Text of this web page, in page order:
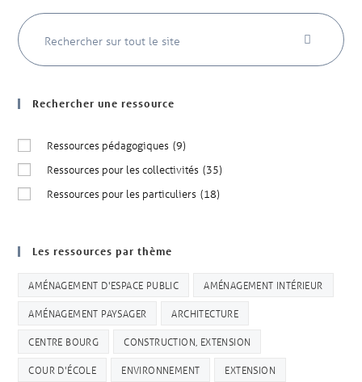
Rechercher une ressource
Ressources pédagogiques (9)
Ressources pour les collectivités (35)
Ressources pour les particuliers (18)
Les ressources par thème
AMÉNAGEMENT D'ESPACE PUBLIC AMÉNAGEMENT INTÉRIEUR
AMÉNAGEMENT PAYSAGER ARCHITECTURE
CENTRE BOURG CONSTRUCTION, EXTENSION
COUR D'ÉCOLE ENVIRONNEMENT EXTENSION